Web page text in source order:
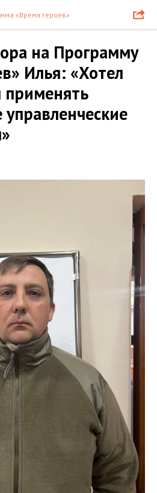
«Время героев»
на Программу
Илья: «Хотел
применять